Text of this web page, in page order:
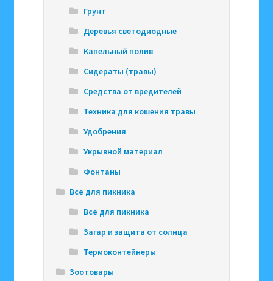
Грунт
Деревья светодиодные
Капельный полив
Сидераты (травы)
Средства от вредителей
Техника для кошения травы
Удобрения
Укрывной материал
Фонтаны
Всё для пикника
Всё для пикника
Загар и защита от солнца
Термоконтейнеры
Зоотовары